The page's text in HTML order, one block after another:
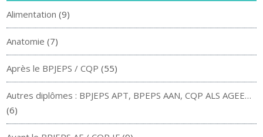
Alimentation (9)
Anatomie (7)
Après le BPJEPS / CQP (55)
Autres diplômes : BPJEPS APT, BPEPS AAN, CQP ALS AGEE…
(6)